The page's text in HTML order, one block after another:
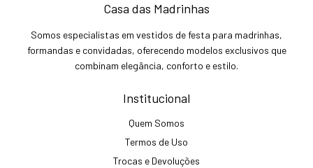
Casa das Madrinhas
Somos especialistas em vestidos de festa para madrinhas,
formandas e convidadas, oferecendo modelos exclusivos que
combinam elegância, conforto e estilo.
Institucional
Quem Somos
Termos de Uso
Trocas e Devoluções